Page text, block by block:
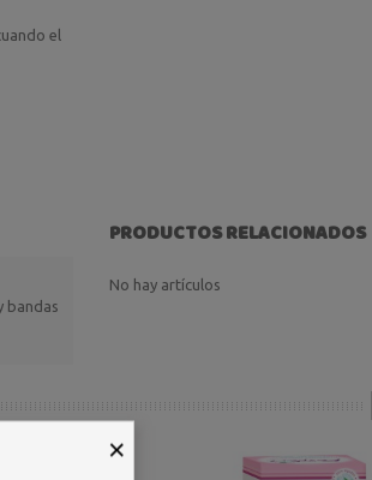
el
bandas
PRODUCTOS RELACIONADOS
No hay artículos
×